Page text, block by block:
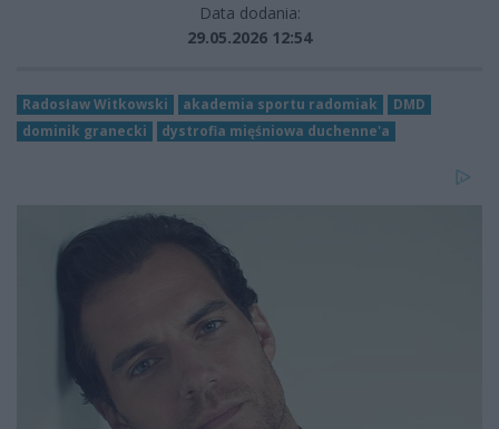
Data dodania:
29.05.2026 12:54
Radosław Witkowski akademia sportu radomiak
DMD
dominik granecki
dystrofia mięśniowa duchenne'a